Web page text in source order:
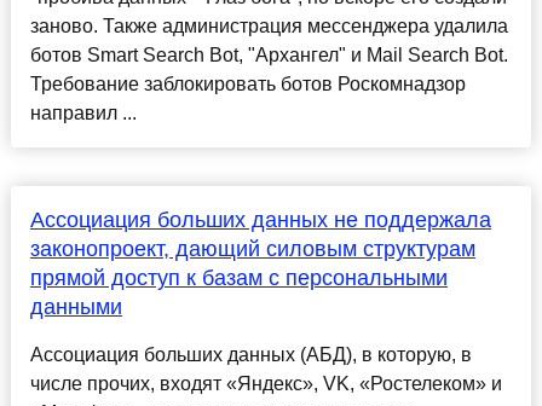
заново. Также администрация мессенджера удалила
ботов Smart Search Bot, "Архангел" и Mail Search Bot.
Требование заблокировать ботов Роскомнадзор
направил ...
Ассоциация больших данных не поддержала
законопроект, дающий силовым структурам
прямой доступ к базам с персональными
данными
Ассоциация больших данных (АБД), в которую, в
числе прочих, входят «Яндекс», VK, «Ростелеком» и